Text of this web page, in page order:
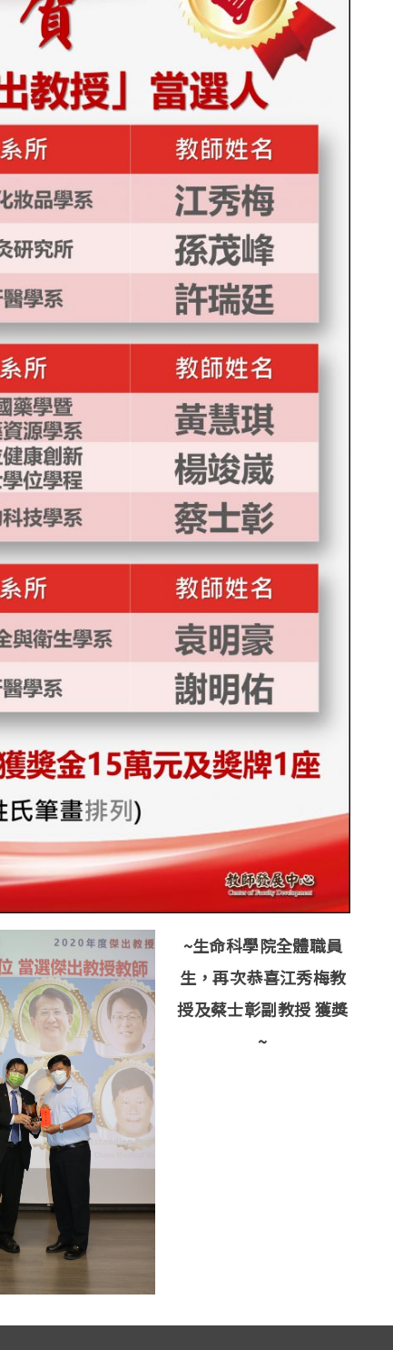
~生命科學院全體職員
生，再次恭喜江秀梅教
授及蔡士彰副教授 獲獎
~